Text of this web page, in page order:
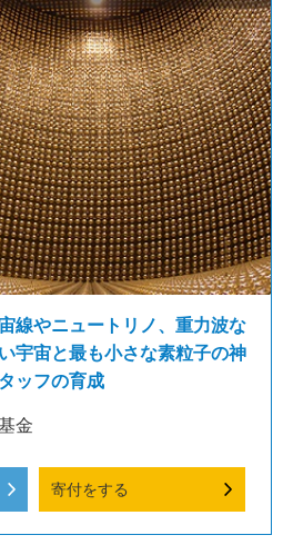
線やニュートリノ、重力波な
宇宙と最も小さな素粒子の神
ッフの育成
金
寄付をする